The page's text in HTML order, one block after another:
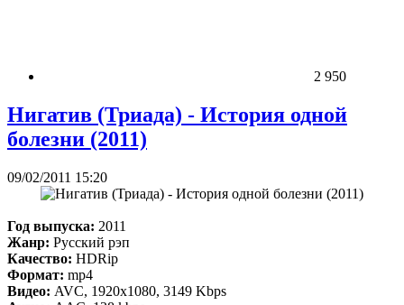
2 950
Нигатив (Триада) - История одной
болезни (2011)
09/02/2011 15:20
Год выпуска: 2011
Жанр: Русский рэп
Качество: HDRip
Формат: mp4
Видео: AVC, 1920x1080, 3149 Kbps